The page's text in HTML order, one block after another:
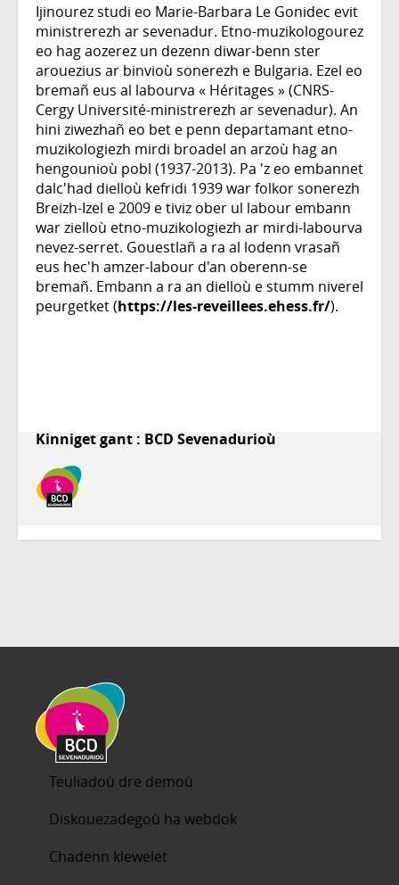
Ijinourez studi eo Marie-Barbara Le Gonidec evit
ministrerezh ar sevenadur. Etno-muzikologourez
eo hag aozerez un dezenn diwar-benn ster
arouezius ar binvioù sonerezh e Bulgaria. Ezel eo
bremañ eus al labourva « Héritages » (CNRS-
Cergy Université-ministrerezh ar sevenadur). An
hini ziwezhañ eo bet e penn departamant etno-
muzikologiezh mirdi broadel an arzoù hag an
hengounioù pobl (1937-2013). Pa 'z eo embannet
dalc'had dielloù kefridi 1939 war folkor sonerezh
Breizh-Izel e 2009 e tiviz ober ul labour embann
war zielloù etno-muzikologiezh ar mirdi-labourva
nevez-serret. Gouestlañ a ra al lodenn vrasañ
eus hec'h amzer-labour d'an oberenn-se
bremañ. Embann a ra an dielloù e stumm niverel
peurgetket (https://les-reveillees.ehess.fr/).
Kinniget gant : BCD Sevenadurioù
Teuliadoù dre demoù
Diskouezadegoù ha webdok
Chadenn klewelet